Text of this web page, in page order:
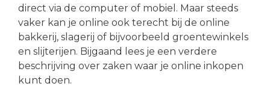
direct via de computer of mobiel. Maar steeds
vaker kan je online ook terecht bij de online
bakkerij, slagerij of bijvoorbeeld groentewinkels
en slijterijen. Bijgaand lees je een verdere
beschrijving over zaken waar je online inkopen
kunt doen.